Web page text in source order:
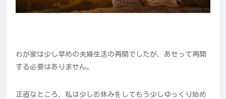
わが家は少し早めの夫婦生活の再開でしたが、あせって再開
する必要はありません。
正直なところ、私は少しお休みをしてもう少しゆっくり始め